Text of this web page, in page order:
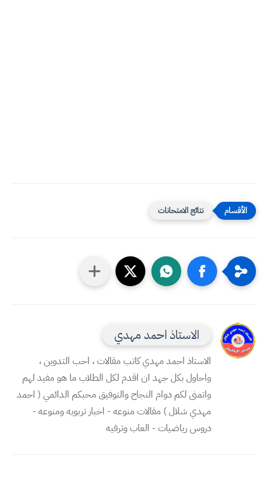
نتائج الامتحانات
الاستاذ احمد مهدي
الاستاذ احمد مهدي كاتب مقالات ، احب التدوين ،
واحاول بكل جهد ان اقدم لكل الطلاب ما هو مفيد لهم
واتمنى لكم دوام النجاح والتوفيق محبكم الدائمي ( احمد
مهدي شلال ) مقالات منوعه - اخبار تربويه ومنوعه -
دروس رياضيات - العاب وترفيه